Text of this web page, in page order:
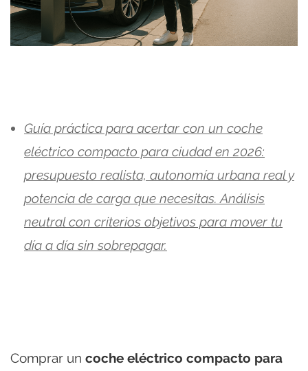
Guía práctica para acertar con un coche
eléctrico compacto para ciudad en 2026:
presupuesto realista, autonomía urbana real y
potencia de carga que necesitas. Análisis
neutral con criterios objetivos para mover tu
día a día sin sobrepagar.
Comprar un coche eléctrico compacto para